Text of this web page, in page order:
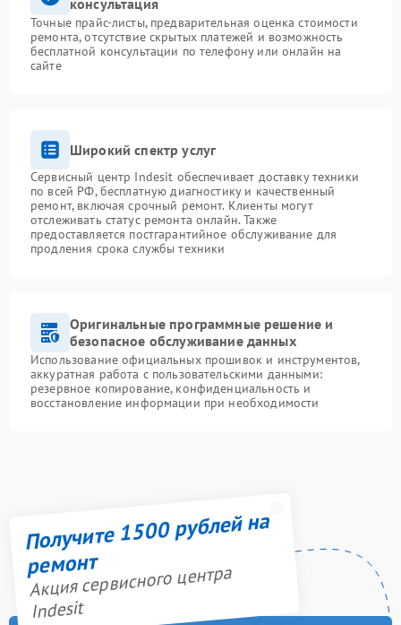
консультация
Точные прайс-листы, предварительная оценка стоимости
ремонта, отсутствие скрытых платежей и возможность
бесплатной консультации по телефону или онлайн на
сайте
Широкий спектр услуг
Сервисный центр Indesit обеспечивает доставку техники
по всей РФ, бесплатную диагностику и качественный
ремонт, включая срочный ремонт. Клиенты могут
отслеживать статус ремонта онлайн. Также
предоставляется постгарантийное обслуживание для
продления срока службы техники
Оригинальные программные решение и
безопасное обслуживание данных
Использование официальных прошивок и инструментов,
аккуратная работа с пользовательскими данными:
резервное копирование, конфиденциальность и
восстановление информации при необходимости
Получите 1500 рублей на
ремонт
Акция сервисного центра
Indesit